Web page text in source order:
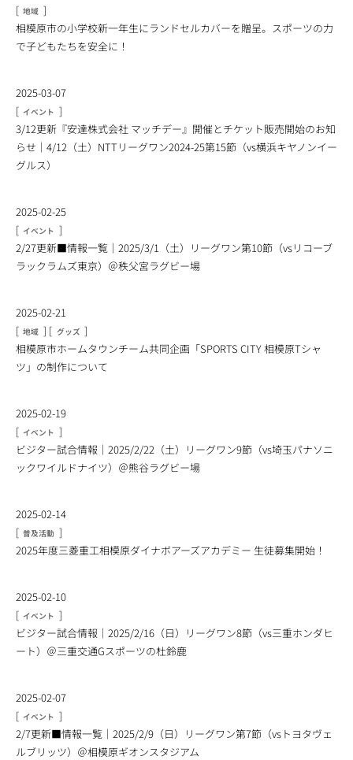
[ 地域 ]
相模原市の小学校新一年生にランドセルカバーを贈呈。スポーツの力
で子どもたちを安全に！
2025-03-07
[ イベント ]
3/12更新『安達株式会社 マッチデー』開催とチケット販売開始のお知
らせ｜4/12（土）NTTリーグワン2024-25第15節（vs横浜キヤノンイー
グルス）
2025-02-25
[ イベント ]
2/27更新■情報一覧｜2025/3/1（土）リーグワン第10節（vsリコーブ
ラックラムズ東京）＠秩父宮ラグビー場
2025-02-21
[ 地域 ] [ グッズ ]
相模原市ホームタウンチーム共同企画「SPORTS CITY 相模原Tシャ
ツ」の制作について
2025-02-19
[ イベント ]
ビジター試合情報｜2025/2/22（土）リーグワン9節（vs埼玉パナソニ
ックワイルドナイツ）＠熊谷ラグビー場
2025-02-14
[ 普及活動 ]
2025年度三菱重工相模原ダイナボアーズアカデミー 生徒募集開始！
2025-02-10
[ イベント ]
ビジター試合情報｜2025/2/16（日）リーグワン8節（vs三重ホンダヒ
ート）＠三重交通Gスポーツの杜鈴鹿
2025-02-07
[ イベント ]
2/7更新■情報一覧｜2025/2/9（日）リーグワン第7節（vsトヨタヴェ
ルブリッツ）＠相模原ギオンスタジアム